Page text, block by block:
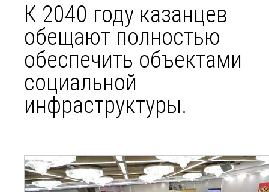
К 2040 году казанцев
обещают полностью
обеспечить объектами
социальной
инфраструктуры.